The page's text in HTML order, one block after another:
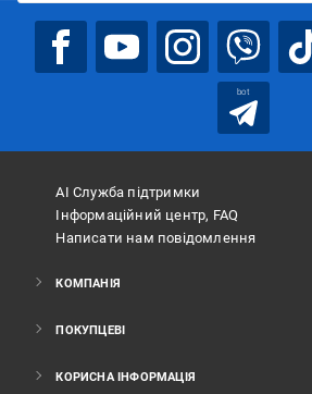
bot
АІ Служба підтримки
Інформаційний центр, FAQ
Написати нам повідомлення
КОМПАНІЯ
ПОКУПЦЕВІ
КОРИСНА ІНФОРМАЦІЯ